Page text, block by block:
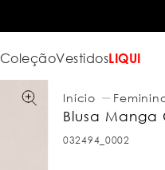
ColeçãoVestidosLIQUI
Blusa Manga
032494_0002